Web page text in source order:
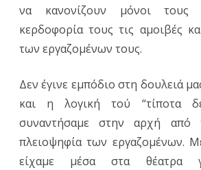
να κανονίζουν μόνοι
κερδοφορία τους τις αμοιβές
των εργαζομένων τους.
Δεν έγινε εμπόδιο στη δουλειά
και η λογική τού “τίποτα
συναντήσαμε στην αρχή από
πλειοψηφία των εργαζομένων.
είχαμε μέσα στα θέατρα